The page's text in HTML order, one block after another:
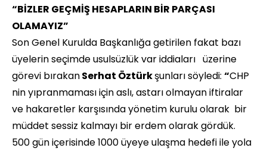
“BİZLER GEÇMİŞ HESAPLARIN BİR PARÇASI
OLAMAYIZ”
Son Genel Kurulda Başkanlığa getirilen fakat bazı
üyelerin seçimde usulsüzlük var iddiaları üzerine
görevi bırakanSerhat Öztürkşunları söyledi: “CHP
nin yıpranmaması için aslı, astarı olmayan iftiralar
ve hakaretler karşısında yönetim kurulu olarak bir
müddet sessiz kalmayı bir erdem olarak gördük.
500 gün içerisinde 1000 üyeye ulaşma hedefi ile yola